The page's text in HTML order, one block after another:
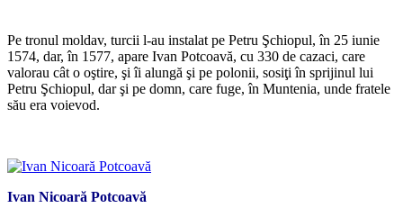
Pe tronul moldav, turcii l-au instalat pe Petru Şchiopul, în 25 iunie
1574, dar, în 1577, apare Ivan Potcoavă, cu 330 de cazaci, care
valorau cât o oştire, şi îi alungă şi pe polonii, sosiţi în sprijinul lui
Petru Şchiopul, dar şi pe domn, care fuge, în Muntenia, unde fratele
său era voievod.
Ivan Nicoară Potcoavă